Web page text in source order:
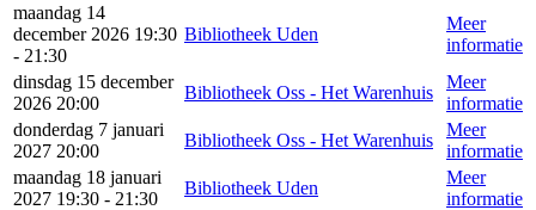
maandag 14
december 2026 19:30
- 21:30
Bibliotheek Uden
Meer
informatie
dinsdag 15 december
2026 20:00
Bibliotheek Oss - Het Warenhuis
Meer
informatie
donderdag 7 januari
2027 20:00
Bibliotheek Oss - Het Warenhuis
Meer
informatie
maandag 18 januari
2027 19:30 - 21:30
Bibliotheek Uden
Meer
informatie